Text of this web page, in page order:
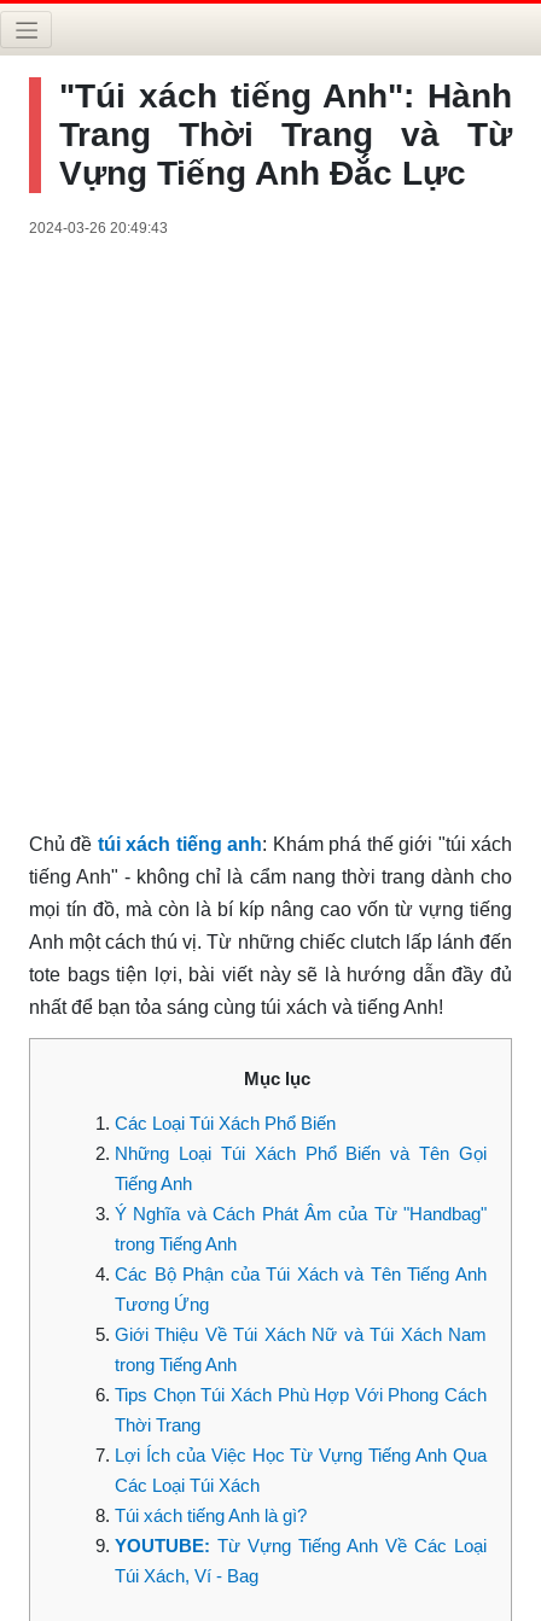
"Túi xách tiếng Anh": Hành
Trang Thời Trang và Từ
Vựng Tiếng Anh Đắc Lực
2024-03-26 20:49:43
Chủ đề túi xách tiếng anh: Khám phá thế giới "túi xách
tiếng Anh" - không chỉ là cẩm nang thời trang dành cho
mọi tín đồ, mà còn là bí kíp nâng cao vốn từ vựng tiếng
Anh một cách thú vị. Từ những chiếc clutch lấp lánh đến
tote bags tiện lợi, bài viết này sẽ là hướng dẫn đầy đủ
nhất để bạn tỏa sáng cùng túi xách và tiếng Anh!
Mục lục
Các Loại Túi Xách Phổ Biến
Những Loại Túi Xách Phổ Biến và Tên Gọi
Tiếng Anh
Ý Nghĩa và Cách Phát Âm của Từ "Handbag"
trong Tiếng Anh
Các Bộ Phận của Túi Xách và Tên Tiếng Anh
Tương Ứng
Giới Thiệu Về Túi Xách Nữ và Túi Xách Nam
trong Tiếng Anh
Tips Chọn Túi Xách Phù Hợp Với Phong Cách
Thời Trang
Lợi Ích của Việc Học Từ Vựng Tiếng Anh Qua
Các Loại Túi Xách
Túi xách tiếng Anh là gì?
YOUTUBE: Từ Vựng Tiếng Anh Về Các Loại
Túi Xách, Ví - Bag